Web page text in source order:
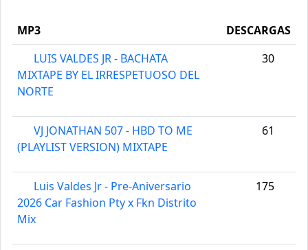
MP3
DESCARGAS
LUIS VALDES JR - BACHATA
MIXTAPE BY EL IRRESPETUOSO DEL
NORTE
30
VJ JONATHAN 507 - HBD TO ME
(PLAYLIST VERSION) MIXTAPE
61
Luis Valdes Jr - Pre-Aniversario
2026 Car Fashion Pty x Fkn Distrito
Mix
175